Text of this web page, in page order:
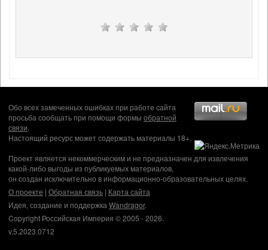
Обо всех замеченных ошибках при работе сайта
просьба сообщать при помощи формы обратной
связи.
Настоящий ресурс может содержать материалы 18+.
Проект является некоммерческим и не предназначен для извлечения
какой-либо выгоды из публикуемых материалов,
он создан исключительно в информационно-образовательных целях.
О проекте | Обратная связь | Карта сайта
Идея, создание и поддержка Wandragor.
Copyright Российская Империя © 2005 - 2026.
v.5.2023.0712